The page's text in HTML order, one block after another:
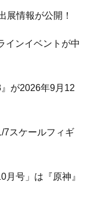
展情報が公開！
インイベントが中
が2026年9月12
7スケールフィギ
号」は『原神』